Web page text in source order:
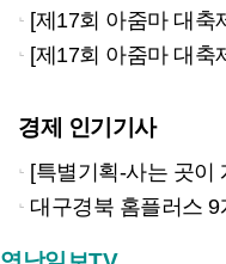
[제17회 아줌마 대축제] 의
[제17회 아줌마 대축제] 김
경제 인기기사
[특별기획-사는 곳이 계급인 나라 ⑨] 공
대구경북 홈플러스 9개